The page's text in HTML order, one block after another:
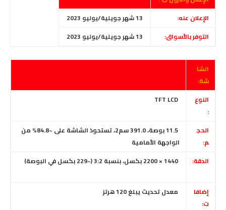
الإعلان عنه:
التوفر بالأسواق:
الشا
شة:
النوع
:
الحج
م:
11.5 بوصة، 391.0 سم2، تستحوذ الشاشة على ~84.8% من
الواجهة الأمامية
الدقة:
(~229 بكسل في البوصة)
إضافا
ت:
معدل تحديث يبلغ 120 هرتز